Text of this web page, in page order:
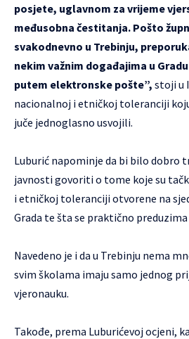
posjete, uglavnom za vrijeme
međusobna čestitanja. Pošto
svakodnevno u Trebinju,
nekim važnim događajima u
putem elektronske pošte”, stoji u
nacionalnoj i etničkoj toleranciji
juče jednoglasno usvojili.
Luburić napominje da bi bilo dobro
javnosti govoriti o tome koje su
i etničkoj toleranciji otvorene na
Grada te šta se praktično
Navedeno je i da u Trebinju nema
svim školama imaju samo jednog
vjeronauku.
Takođe, prema Luburićevoj ocjeni,